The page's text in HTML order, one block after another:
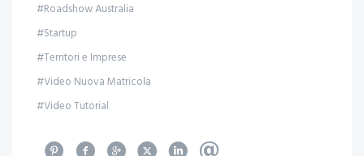
#Roadshow Australia
#Startup
#Territori e Imprese
#Video Nuova Matricola
#Video Tutorial